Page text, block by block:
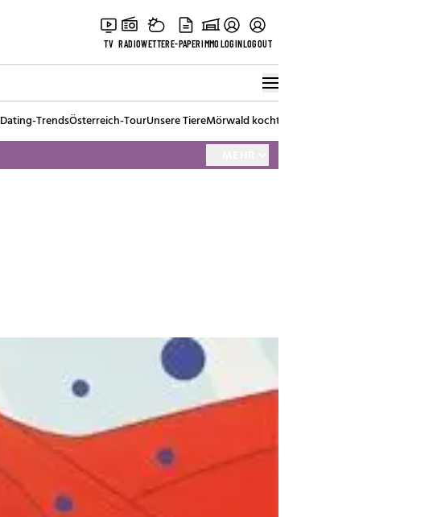
TV RADIOWETTERE-PAPERIMMOLOGINLOGOUT
Dating-TrendsÖsterreich-TourUnsere TiereMörwald kocht